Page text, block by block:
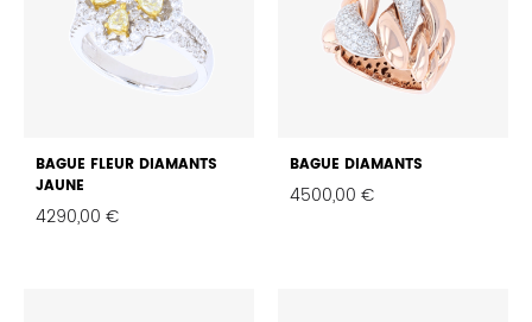
BAGUE FLEUR DIAMANTS
JAUNE
4290,00 €
BAGUE DIAMANTS
4500,00 €